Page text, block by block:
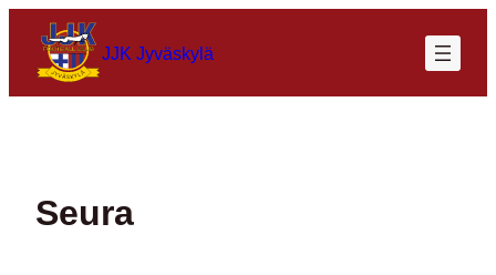
sisältöön
JJK Jyväskylä
Seura